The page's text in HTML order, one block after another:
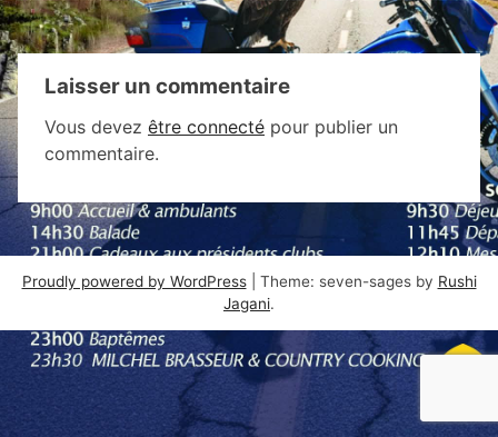
de
l’article
Laisser un commentaire
Vous devez être connecté pour publier un
commentaire.
Proudly powered by WordPress Theme: seven-sages by Rushi
Jagani.